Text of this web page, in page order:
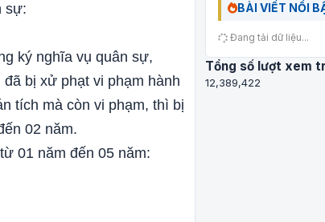
sự:
ký nghĩa vụ quân sự,
bị xử phạt vi phạm hành
tích mà còn vi phạm, thì bị
02 năm.
01 năm đến 05 năm:
BÀI VIẾT NỔI
Đang tải dữ liệu...
Tổng số lượt xem
12,389,422